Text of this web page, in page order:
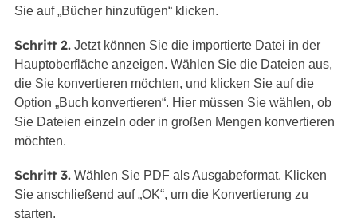
Sie auf „Bücher hinzufügen“ klicken.
Schritt 2.Jetzt können Sie die importierte Datei in der
Hauptoberfläche anzeigen. Wählen Sie die Dateien aus,
die Sie konvertieren möchten, und klicken Sie auf die
Option „Buch konvertieren“. Hier müssen Sie wählen, ob
Sie Dateien einzeln oder in großen Mengen konvertieren
möchten.
Schritt 3.Wählen Sie PDF als Ausgabeformat. Klicken
Sie anschließend auf „OK“, um die Konvertierung zu
starten.